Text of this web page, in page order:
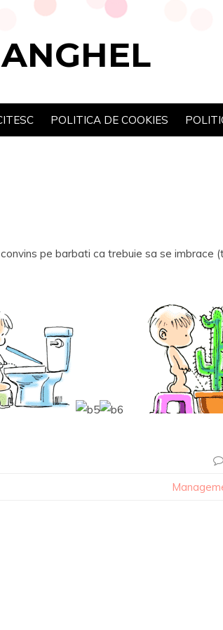
POLITICA DE COOKIES
pe barbati ca trebuie sa se imbrace